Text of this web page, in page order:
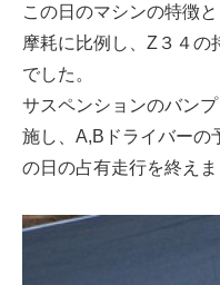
この日のマシンの特徴
摩耗に比例し、Z３４の
でした。
サスペンションのバン
施し、A,Bドライバーの
の日の占有走行を終えま